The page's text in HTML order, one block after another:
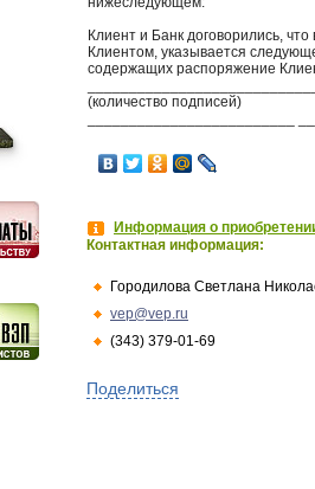
Клиент и Банк договорились,
Клиентом, указывается
содержащих распоряжение
(количество подписей)
Информация о
Контактная информация:
Городилова Светлана
vep@vep.ru
(343) 379-01-69
Поделиться